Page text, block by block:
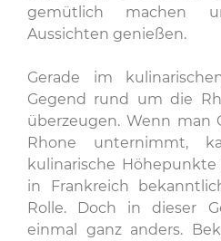
gemütlich machen
Aussichten genießen.
Gerade im
Gegend rund um die
überzeugen. Wenn man
Rhone unternimmt,
kulinarische
in Frankreich
Rolle. Doch in dieser
einmal ganz anders.